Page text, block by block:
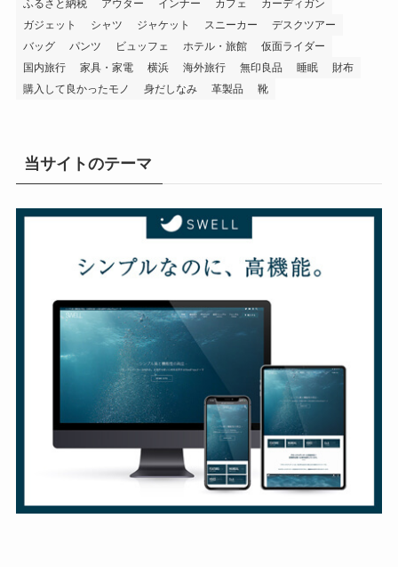
ふるさと納税
アウター インナー カフェ
カーディガン
ガジェット
シャツ ジャケット スニーカー
デスクツアー
バッグ
パンツ ビュッフェ ホテル・旅館
仮面ライダー
国内旅行
家具・家電 横浜 海外旅行 無印良品 睡眠
財布
購入して良かったモノ
身だしなみ 革製品 靴
当サイトのテーマ